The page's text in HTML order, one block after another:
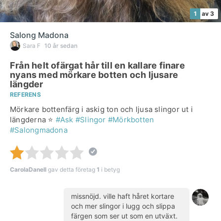
1 av 3
Salong Madona
Sara F 10 år sedan
Från helt ofärgat hår till en kallare finare
nyans med mörkare botten och ljusare
längder
REFERENS
Mörkare bottenfärg i askig ton och ljusa slingor ut i
längderna ⭐️ #Ask #Slingor #Mörkbotten
#Salongmadona
CarolaDanell gav detta företag 1 i betyg
missnöjd. ville haft håret kortare
och mer slingor i lugg och slippa
färgen som ser ut som en utväxt.